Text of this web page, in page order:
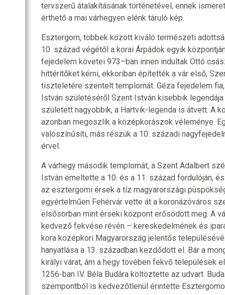
tervszerű átalakításának történetével, ennek
érthető a mai várhegyen elénk táruló kép.
Esztergom, többek között kiváló természeti
10. század végétől a korai Árpádok egyik
fejedelem követei 973–ban innen indultak Ottó
hittérítőket kérni, ekkoriban építették a vár első,
tiszteletére szentelt templomát. Géza fejedelem
István születéséről Szent István kisebbik
született nagyobbik, a Hartvik-legenda is átvett. A
azonban megoszlik a középkorászok véleménye.
valószínűsíti, más részük a 10. századi
érvel.
A várhegy második templomát, a Szent Adalbert
István emeltette a 10. és a 11. század fordulóján,
az esztergomi érsek a tíz magyarországi
egyértelműen Fehérvár vette át a koronázóváros
elsősorban mint érseki központ erősödött meg. A
kedvező fekvése révén – kereskedelmének és
kora középkori Magyarország jelentős
hanyatlása a 13. században kezdődött el. Bár a
királyi várat, ám a hegy tövében fekvő települések
1256-ban IV. Béla Budára költöztette az udvart.
szempontból is kedvezőtlenül érintette